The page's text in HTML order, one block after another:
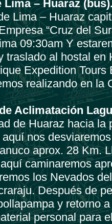
Lima – Huaraz
Lima – Huaraz
“Cruz del
09:30am Y
traslado al hostal en
Expedition
realizando en
Aclimatación
de Huaraz hacia
nos
aprox. 28 Km.
caminaremos
los Nevados
Después de
y retorno
personal para